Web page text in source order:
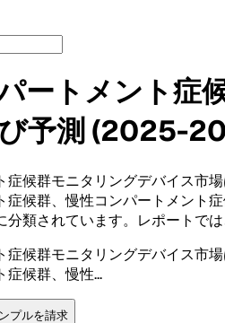
ートメント症
予測 (2025-
症候群モニタリングデバイス市
症候群、慢性コンパートメン
分類されています。レポートで
症候群モニタリングデバイス市
症候群、慢性...
プルを請求